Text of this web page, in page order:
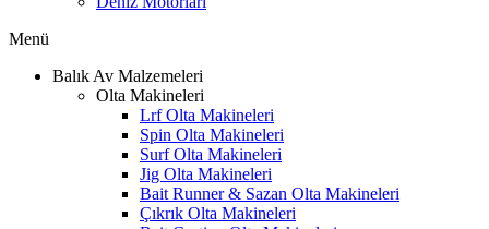
Menü
Balık Av Malzemeleri
Olta Makineleri
Lrf Olta Makineleri
Spin Olta Makineleri
Surf Olta Makineleri
Jig Olta Makineleri
Bait Runner & Sazan Olta Makineleri
Çıkrık Olta Makineleri